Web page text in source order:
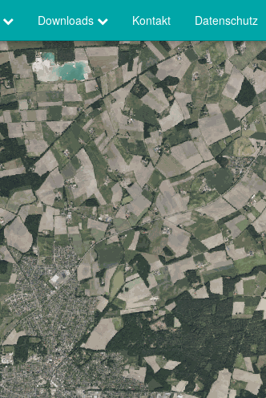
Downloads Kontakt Datenschutz